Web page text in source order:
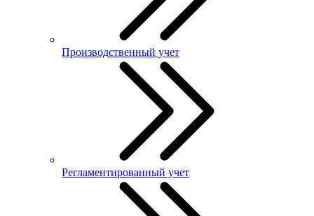
Производственный учет
Регламентированный учет